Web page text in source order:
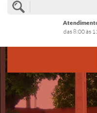
das 8:00 às